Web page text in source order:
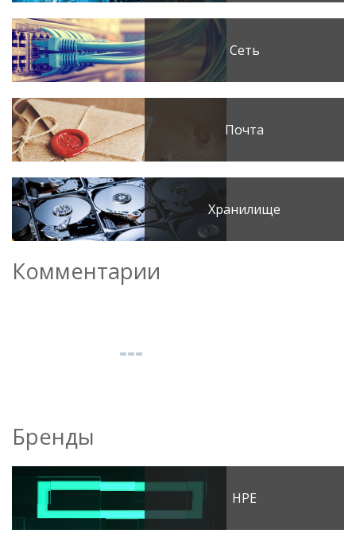
Сеть
Почта
Хранилище
Комментарии
Бренды
HPE